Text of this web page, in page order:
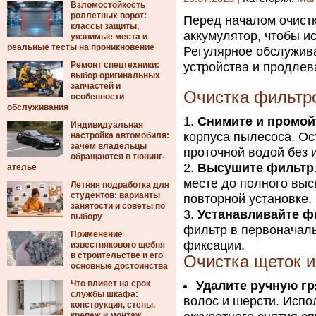
Взломостойкость
роллетных ворот:
классы защиты,
уязвимые места и
реальные тесты на проникновение
Ремонт спецтехники:
выбор оригинальных
запчастей и
особенности
обслуживания
Индивидуальная
настройка автомобиля:
зачем владельцы
обращаются в тюнинг-
ателье
Летняя подработка для
студентов: варианты
занятости и советы по
выбору
Применение
известнякового щебня
в строительстве и его
основные достоинства
Что влияет на срок
службы шкафа:
конструкция, стены,
Перед началом
аккумулятор, чтобы
Регулярное
устройства и
Очистка
Снимите и
корпуса пылесоса.
проточной водой
Высушите фильтр
месте до полного
повторной установке.
Устанавливайте
фильтр в
фиксации.
Очистка щеток
Удалите ручную
волос и шерсти.